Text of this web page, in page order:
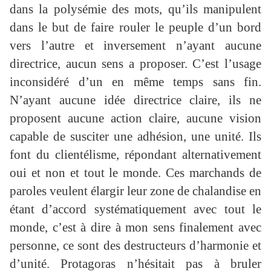
dans la polysémie des mots, qu’ils manipulent
dans le but de faire rouler le peuple d’un bord
vers l’autre et inversement n’ayant aucune
directrice, aucun sens a proposer. C’est l’usage
inconsidéré d’un en même temps sans fin.
N’ayant aucune idée directrice claire, ils ne
proposent aucune action claire, aucune vision
capable de susciter une adhésion, une unité. Ils
font du clientélisme, répondant alternativement
oui et non et tout le monde. Ces marchands de
paroles veulent élargir leur zone de chalandise en
étant d’accord systématiquement avec tout le
monde, c’est à dire à mon sens finalement avec
personne, ce sont des destructeurs d’harmonie et
d’unité. Protagoras n’hésitait pas à bruler